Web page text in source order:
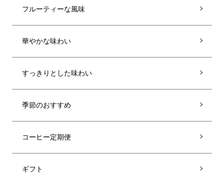
フルーティーな風味
華やかな味わい
すっきりとした味わい
季節のおすすめ
コーヒー定期便
ギフト